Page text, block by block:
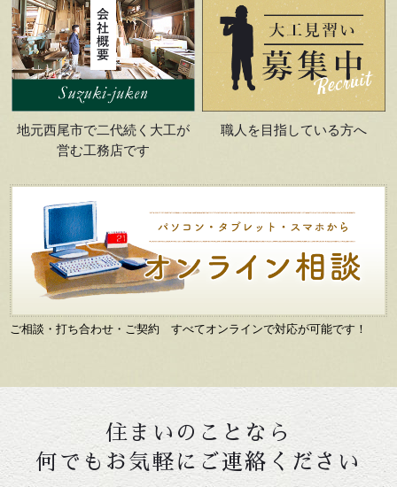
地元西尾市で二代続く大工が
営む工務店です
職人を目指している方へ
ご相談・打ち合わせ・ご契約 すべてオンラインで対応が可能です！
住まいのことなら
何でもお気軽にご連絡ください